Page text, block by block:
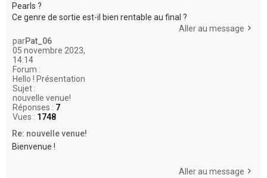
Pearls ?
Ce genre de sortie est-il bien rentable au final ?
Aller au message
parPat_06
05 novembre 2023,
14:14
Forum :
Hello ! Présentation
Sujet :
nouvelle venue!
Réponses : 7
Vues : 1748
Re: nouvelle venue!
Bienvenue !
Aller au message